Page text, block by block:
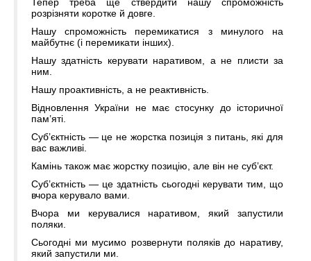
Тепер треба ще ствердити нашу спроможність
розрізняти коротке й довге.
Нашу спроможність перемикатися з минулого на
майбутнє (і перемикати інших).
Нашу здатність керувати наративом, а не плисти за
ним.
Нашу проактивність, а не реактивність.
Відновлення України не має стосунку до історичної
пам’яті.
Суб’єктність — це не жорстка позиція з питань, які для
вас важливі.
Камінь також має жорстку позицію, але він не суб’єкт.
Суб’єктність — це здатність сьогодні керувати тим, що
вчора керувало вами.
Вчора ми керувалися наративом, який запустили
поляки.
Сьогодні ми мусимо розвернути поляків до наративу,
який запустили ми.